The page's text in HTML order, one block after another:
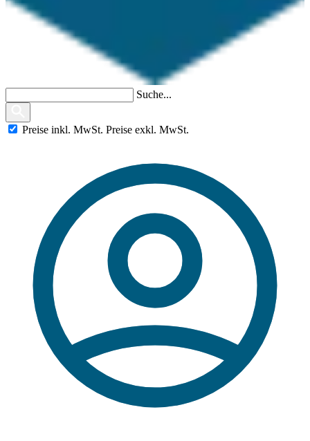
Suche...
Preise inkl. MwSt. Preise exkl. MwSt.